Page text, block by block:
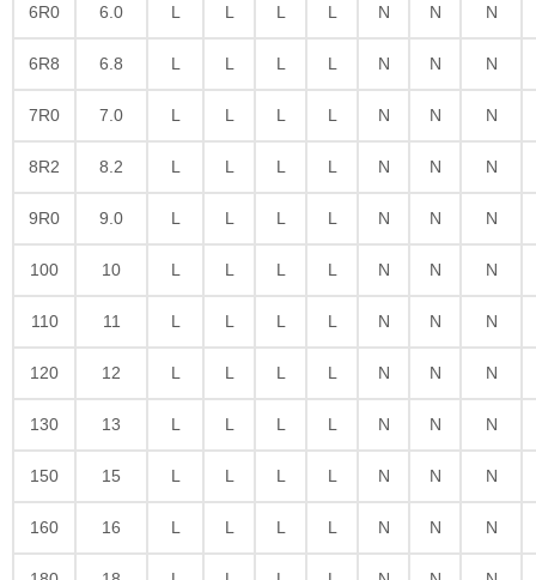
6R0 6.0 L L L L N N N
6R8 6.8 L L L L N N N
7R0 7.0 L L L L N N N
8R2 8.2 L L L L N N N
9R0 9.0 L L L L N N N
100 10 L L L L N N N
110 11 L L L L N N N
120 12 L L L L N N N
130 13 L L L L N N N
150 15 L L L L N N N
160 16 L L L L N N N